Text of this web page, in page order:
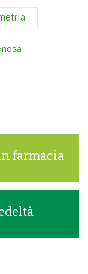
farmacia